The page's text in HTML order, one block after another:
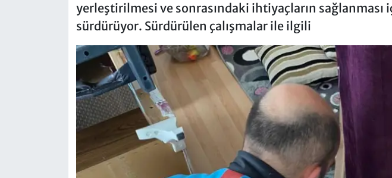
yerleştirilmesi ve sonrasındaki ihtiyaçların sağlanması
sürdürüyor. Sürdürülen çalışmalar ile ilgili